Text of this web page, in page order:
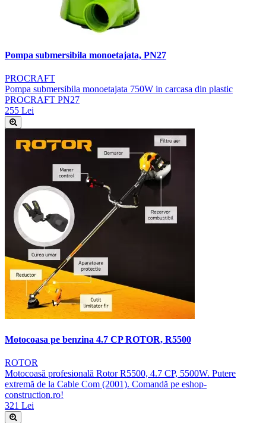
Pompa submersibila monoetajata, PN27
PROCRAFT
Pompa submersibila monoetajata 750W in carcasa din plastic
PROCRAFT PN27
255 Lei
Motocoasa pe benzina 4.7 CP ROTOR, R5500
ROTOR
Motocoasă profesională Rotor R5500, 4.7 CP, 5500W. Putere
extremă de la Cable Com (2001). Comandă pe eshop-
construction.ro!
321 Lei